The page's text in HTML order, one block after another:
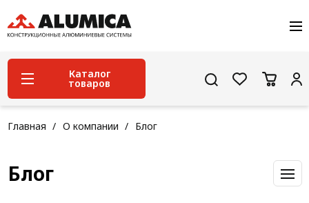
О компании
Услуги
Сервис и поддержка
Проекты
Контакты
Каталог
товаров
Система конструкционного алюминиевого
профиля
Главная О компании Блог
Блог